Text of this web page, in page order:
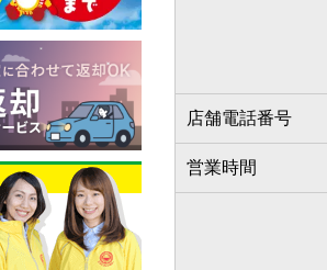
店舗電話番号
営業時間